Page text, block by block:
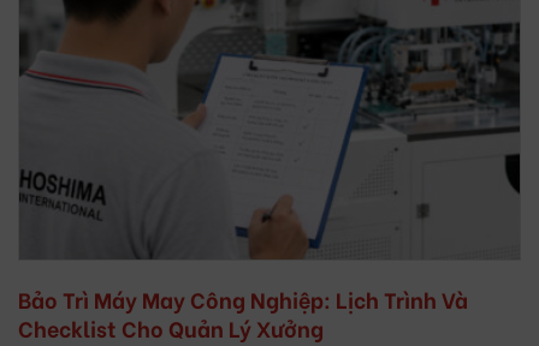
Bảo Trì Máy May Công Nghiệp: Lịch Trình Và
Checklist Cho Quản Lý Xưởng